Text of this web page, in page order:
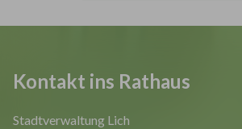
Kontakt ins Rathaus
Stadtverwaltung Lich